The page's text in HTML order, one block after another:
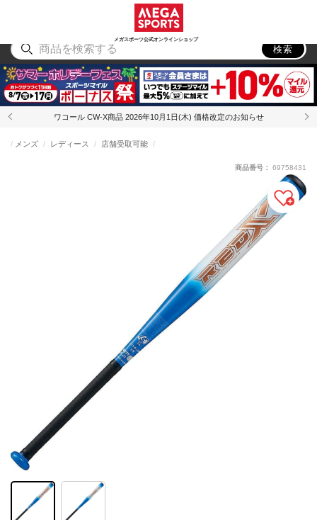
メガスポーツ公式オンラインショップ
アウトドア
検索
ワコール CW-X商品 2026年10月1日(木) 価格改定のお知らせ
メンズ レディース 店舗受取可能
商品番号： 69758431